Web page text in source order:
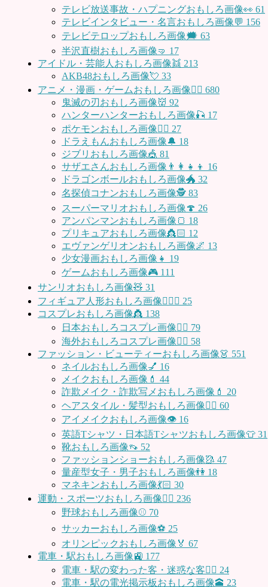
テレビ放送事故・ハプニングおもしろ画像👀 61
テレビインタビュー・名言おもしろ画像💬 156
テレビテロップおもしろ画像🗯 63
半沢直樹おもしろ画像🤜 17
アイドル・芸能人おもしろ画像👯 213
AKB48おもしろ画像💘 33
アニメ・漫画・ゲームおもしろ画像🧚‍♀️ 680
鬼滅の刃おもしろ画像👹 92
ハンターハンターおもしろ画像🎣 17
ポケモンおもしろ画像🤹‍♂️ 27
ドラえもんおもしろ画像🔔 18
ジブリおもしろ画像🎪 81
サザエさんおもしろ画像👨‍👩‍👧‍👦 16
ドラゴンボールおもしろ画像🐲 32
名探偵コナンおもしろ画像🕵️ 83
スーパーマリオおもしろ画像🍄 26
アンパンマンおもしろ画像🍞 18
プリキュアおもしろ画像👸🏻 12
エヴァンゲリオンおもしろ画像🌌 13
少女漫画おもしろ画像👧 19
ゲームおもしろ画像🎮 111
サンリオおもしろ画像🧸 31
フィギュア人形おもしろ画像🧍🏼‍♂️ 25
コスプレおもしろ画像👸 138
日本おもしろコスプレ画像🧝‍♀️ 79
海外おもしろコスプレ画像🧝‍♂️ 58
ファッション・ビューティーおもしろ画像👗 551
ネイルおもしろ画像💅 16
メイクおもしろ画像💄 44
詐欺メイク・詐欺写メおもしろ画像💄 20
ヘアスタイル・髪型おもしろ画像👱‍♀️ 60
アイメイクおもしろ画像👁 16
英語Tシャツ・日本語Tシャツおもしろ画像👕 31
靴おもしろ画像👡 52
ファッションショーおもしろ画像🥻 47
量産型女子・男子おもしろ画像👫 18
マネキンおもしろ画像💃🏻 30
運動・スポーツおもしろ画像🏃‍♂️ 236
野球おもしろ画像⚾ 70
サッカーおもしろ画像⚽️ 25
オリンピックおもしろ画像🏅 67
電車・駅おもしろ画像🚉 177
電車・駅の変わった客・迷惑な客🤦‍♀️ 24
電車・駅の電光掲示板おもしろ画像🕋 23